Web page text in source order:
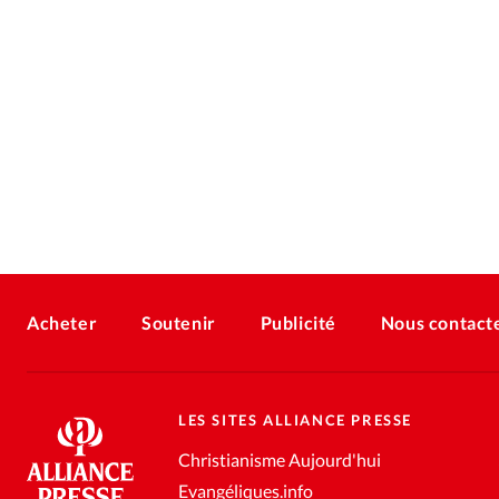
Acheter Soutenir Publicité Nous
LES SITES ALLIANCE PRESSE
Christianisme Aujourd'hui
Evangéliques.info